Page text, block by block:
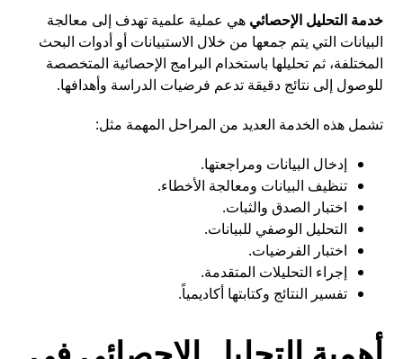
خدمة التحليل الإحصائي هي عملية علمية تهدف إلى معالجة
البيانات التي يتم جمعها من خلال الاستبيانات أو أدوات البحث
المختلفة، ثم تحليلها باستخدام البرامج الإحصائية المتخصصة
للوصول إلى نتائج دقيقة تدعم فرضيات الدراسة وأهدافها.
تشمل هذه الخدمة العديد من المراحل المهمة مثل:
إدخال البيانات ومراجعتها.
تنظيف البيانات ومعالجة الأخطاء.
اختبار الصدق والثبات.
التحليل الوصفي للبيانات.
اختبار الفرضيات.
إجراء التحليلات المتقدمة.
تفسير النتائج وكتابتها أكاديمياً.